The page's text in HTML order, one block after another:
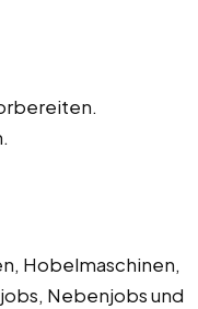
Hobelmaschinen,
Nebenjobs und